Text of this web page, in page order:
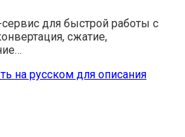
сервис для быстрой работы с
сжатие,